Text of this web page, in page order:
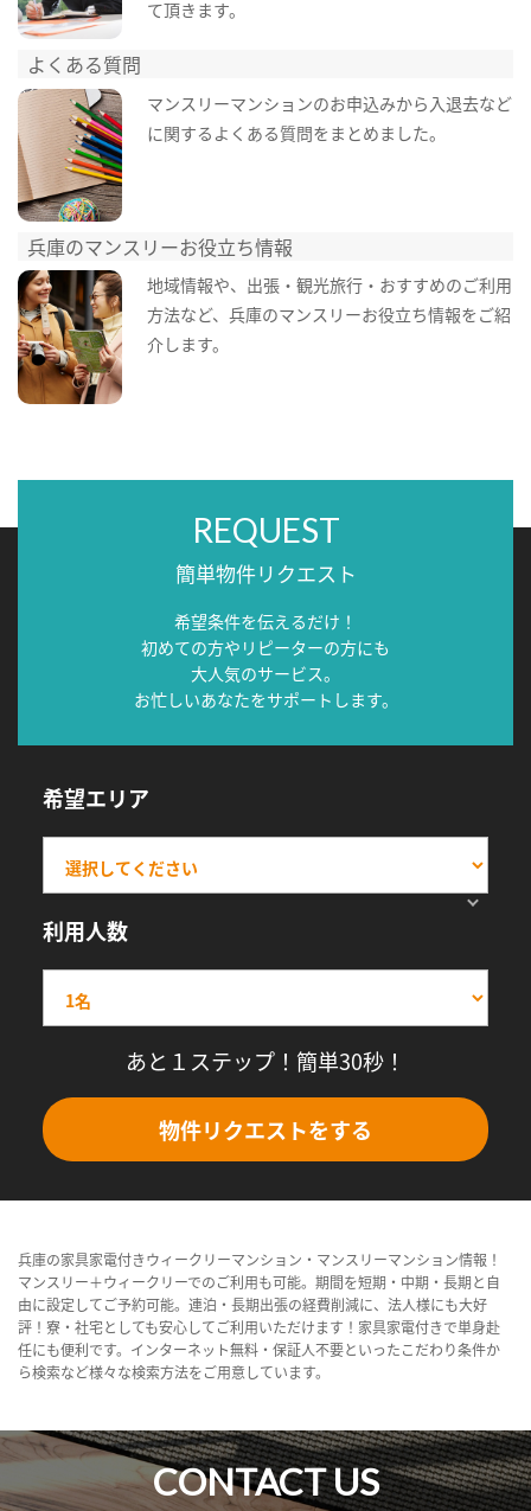
て頂きます。
よくある質問
マンスリーマンションのお申込みから入退去など
に関するよくある質問をまとめました。
兵庫のマンスリーお役立ち情報
地域情報や、出張・観光旅行・おすすめのご利用
方法など、兵庫のマンスリーお役立ち情報をご紹
介します。
REQUEST
簡単物件リクエスト
希望条件を伝えるだけ！
初めての方やリピーターの方にも
大人気のサービス。
お忙しいあなたをサポートします。
希望エリア
利用人数
あと１ステップ！簡単30秒！
物件リクエストをする
兵庫の家具家電付きウィークリーマンション・マンスリーマンション情報！
マンスリー＋ウィークリーでのご利用も可能。期間を短期・中期・長期と自
由に設定してご予約可能。連泊・長期出張の経費削減に、法人様にも大好
評！寮・社宅としても安心してご利用いただけます！家具家電付きで単身赴
任にも便利です。インターネット無料・保証人不要といったこだわり条件か
ら検索など様々な検索方法をご用意しています。
CONTACT US